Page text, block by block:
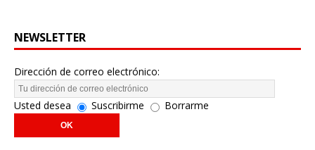
NEWSLETTER
Dirección de correo electrónico:
Usted desea Suscribirme Borrarme